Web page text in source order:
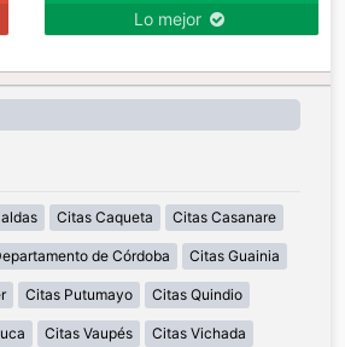
Lo mejor
Citas Caqueta Citas Casanare
de Córdoba Citas Guainia
Citas Putumayo Citas Quindio
Citas Vaupés Citas Vichada